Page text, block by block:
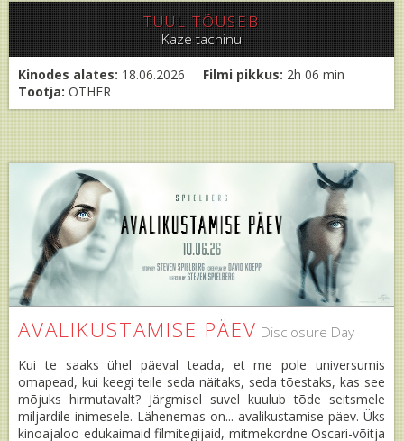
TUUL TÕUSEB
Kaze tachinu
Kinodes alates: 18.06.2026 Filmi pikkus: 2h 06 min
Tootja: OTHER
AVALIKUSTAMISE PÄEV Disclosure Day
Kui te saaks ühel päeval teada, et me pole universumis
omapead, kui keegi teile seda näitaks, seda tõestaks, kas see
mõjuks hirmutavalt? Järgmisel suvel kuulub tõde seitsmele
miljardile inimesele. Lähenemas on... avalikustamise päev. Üks
kinoajaloo edukaimaid filmitegijaid, mitmekordne Oscari-võitja